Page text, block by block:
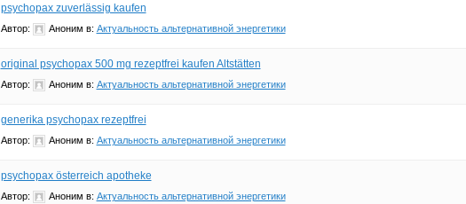
psychopax zuverlässig kaufen
Автор: Аноним в: Актуальность альтернативной энергетики
original psychopax 500 mg rezeptfrei kaufen Altstätten
Автор: Аноним в: Актуальность альтернативной энергетики
generika psychopax rezeptfrei
Автор: Аноним в: Актуальность альтернативной энергетики
psychopax österreich apotheke
Автор: Аноним в: Актуальность альтернативной энергетики